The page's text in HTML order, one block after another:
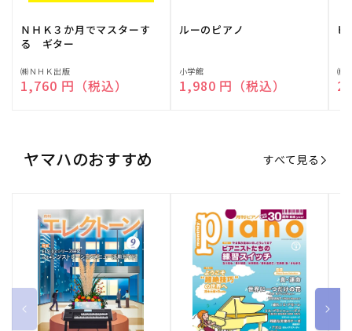
ＮＨＫ３か月でマスターす
る ギター
販
売
㈱ＮＨＫ出版
通常価格
1,760 円（税込）
ルーのピアノ
販
売
小学館
通常価格
1,980 円（税込）
ピ
販
売
㈱
ヤマハのおすすめ すべて見る